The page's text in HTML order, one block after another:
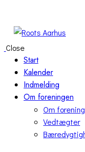
Close
Start
Kalender
Indmelding
Om foreningen
Om
Vedtægter